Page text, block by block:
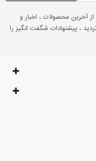
آخرین محصولات ، اخبار و
، پیشنهادات شگفت انگیز را